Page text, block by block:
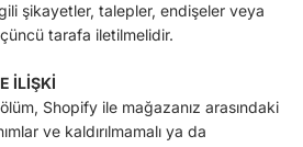
şikayetler, talepler, endişeler veya
tarafa iletilmelidir.
İLİŞKİ
Shopify ile mağazanız arasındaki
ve kaldırılmamalı ya da